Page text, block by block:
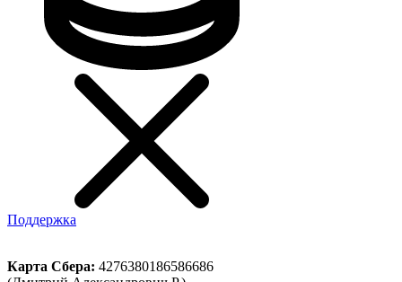
Поддержка
Карта Сбера: 4276380186586686